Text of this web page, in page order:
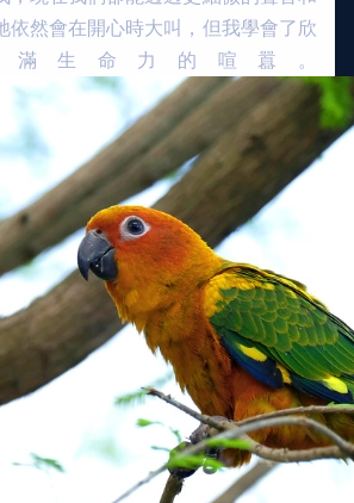
依然會在開心時大叫，但我學會了欣
生命力的喧囂。